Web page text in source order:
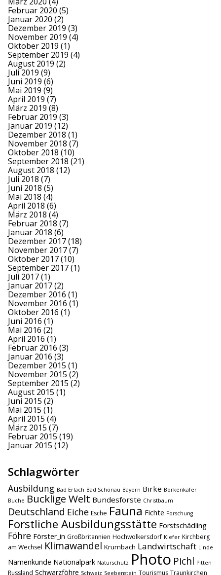
Februar 2020 (5)
Januar 2020 (2)
Dezember 2019 (3)
November 2019 (4)
Oktober 2019 (1)
September 2019 (4)
August 2019 (2)
Juli 2019 (9)
Juni 2019 (6)
Mai 2019 (9)
April 2019 (7)
März 2019 (8)
Februar 2019 (3)
Januar 2019 (12)
Dezember 2018 (1)
November 2018 (7)
Oktober 2018 (10)
September 2018 (21)
August 2018 (12)
Juli 2018 (7)
Juni 2018 (5)
Mai 2018 (4)
April 2018 (6)
März 2018 (4)
Februar 2018 (7)
Januar 2018 (6)
Dezember 2017(18)
November 2017(7)
Oktober 2017(10)
September 2017(1)
Juli 2017(1)
Januar 2017(2)
Dezember 2016 (1)
November 2016 (1)
Oktober 2016 (1)
Juni 2016 (1)
Mai 2016 (2)
April 2016 (1)
Februar 2016 (3)
Januar 2016 (3)
Dezember 2015 (1)
November 2015 (2)
September 2015 (2)
August 2015 (1)
Juni 2015 (2)
Mai 2015 (1)
April 2015 (4)
März 2015 (7)
Februar 2015 (19)
Januar 2015 (12)
Schlagwörter
Ausbildung Bad Erlach Bad Schönau Bayern Birke Borkenkäfer
Buche Bucklige Welt Bundesforste Christbaum
Deutschland Eiche Esche Fauna Fichte Forschung
Forstliche Ausbildungsstätte Forstschädling
Föhre Förster_in Großbritannien Hochwolkersdorf Kiefer Kirchberg
am Wechsel Klimawandel Krumbach Landwirtschaft Linde
Namenkunde Nationalpark Naturschutz Photo Pichl Pitten
Russland Schwarzföhre Schweiz Seebenstein Tourismus Traunkirchen